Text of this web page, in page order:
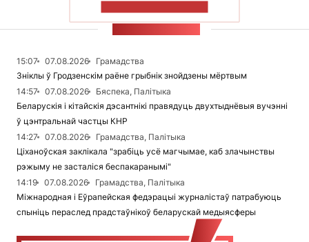
15:07 07.08.2026
Грамадства
Зніклы ў Гродзенскім раёне грыбнік знойдзены мёртвым
14:57
07.08.2026
Бяспека, Палітыка
Беларускія і кітайскія дэсантнікі правядуць двухтыднёвыя вучэнні
ў цэнтральнай частцы КНР
14:27
07.08.2026
Грамадства, Палітыка
Ціханоўская заклікала "зрабіць усё магчымае, каб злачынствы
рэжыму не засталіся беспакаранымі"
14:19
07.08.2026
Грамадства, Палітыка
Міжнародная і Еўрапейская федэрацыі журналістаў патрабуюць
спыніць пераслед прадстаўнікоў беларускай медыясферы